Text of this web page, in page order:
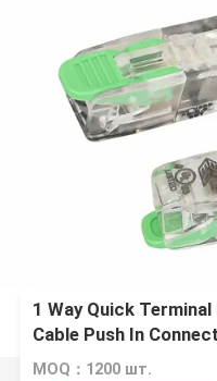
1 Way Quick
Cable Push In
(включает провод и
MOQ：1200 шт.